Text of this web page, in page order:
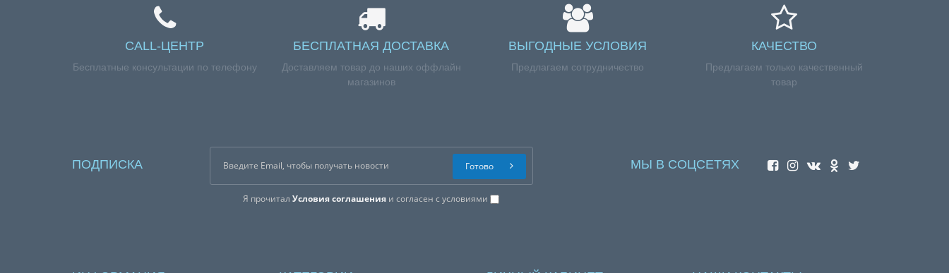
CALL-ЦЕНТР
Бесплатные консультации по телефону
БЕСПЛАТНАЯ ДОСТАВКА
Доставляем товар до наших оффлайн
магазинов
ВЫГОДНЫЕ УСЛОВИЯ
Предлагаем сотрудничество
КАЧЕСТВО
Предлагаем только качественный
товар
ПОДПИСКА
Я прочиталУсловия соглашения и согласен с условиями
Готово МЫ В СОЦСЕТЯХ